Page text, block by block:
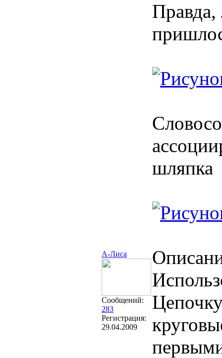
А-Лиса
Сообщений:
283
Регистрация:
29.04.2009
Правда,
шляпка